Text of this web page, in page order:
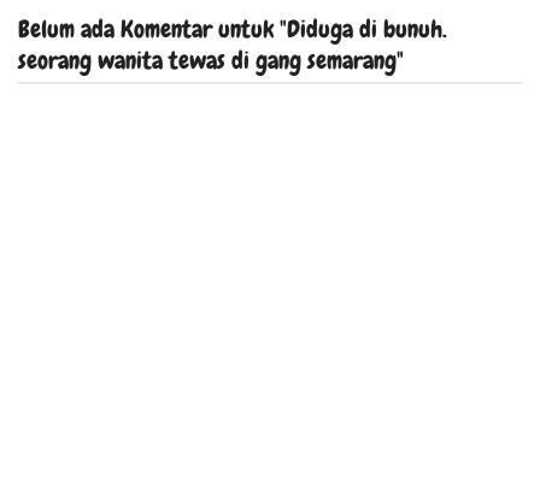
Belum ada Komentar untuk "Diduga di bunuh.
seorang wanita tewas di gang semarang"